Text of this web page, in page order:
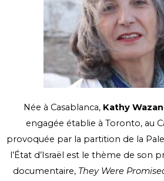
Née à Casablanca, Kathy
engagée établie à Toronto, au
provoquée par la partition de la
l’État d’Israël est le thème de son
documentaire, They Were